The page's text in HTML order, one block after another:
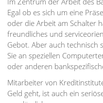
Egal ob es sich um eine
oder die Arbeit am Schalter
freundliches und
Gebot. Aber auch technisch
Sie an speziellen
oder anderen
Mitarbeiter von
Geld geht, ist auch ein